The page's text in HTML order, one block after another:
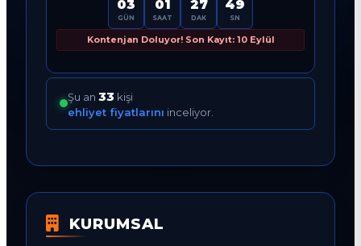
03
GÜN
01
SAAT
27
DAK
48
SN
Kontenjan Doluyor! Son Kayıt: 10 Eylül
Şu an 33 kişi
ehliyet fiyatlarını inceliyor.
KURUMSAL